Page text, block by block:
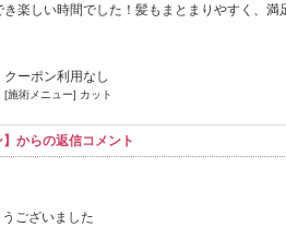
楽しい時間でした！髪もまとまりやすく、
クーポン利用なし
[施術メニュー] カット
からの返信コメント
ございました